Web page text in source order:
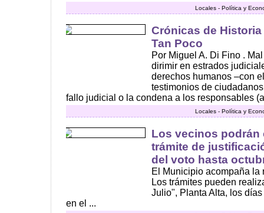
Locales - Política y
Crónicas de
Tan Poco
Por Miguel A. Di Fino .
dirimir en estrados
derechos humanos –con
testimonios de
fallo judicial o la condena a los responsables
Locales - Política y
Los vecinos podrán
trámite de
del voto hasta
El Municipio acompaña la
Los trámites pueden
Julio", Planta Alta, los
en el ...